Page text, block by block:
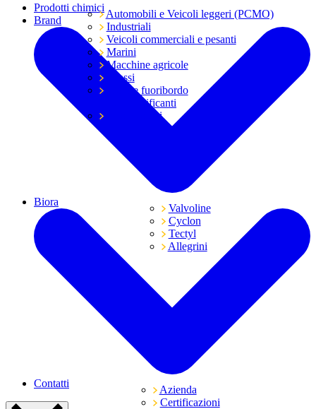
Automobili e Veicoli leggeri (PCMO)
Industriali
Veicoli commerciali e pesanti
Marini
Macchine agricole
Grassi
Moto e fuoribordo
Tutti i lubrificanti
Trasmissioni
Prodotti chimici
Brand
Valvoline
Cyclon
Tectyl
Allegrini
Biora
Azienda
Certificazioni
Contatti